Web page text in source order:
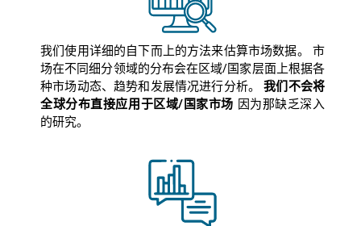
我们使用详细的自下而上的方法来估算市场数据。 市
场在不同细分领域的分布会在区域/国家层面上根据各
种市场动态、趋势和发展情况进行分析。我们不会将
全球分布直接应用于区域/国家市场 因为那缺乏深入
的研究。